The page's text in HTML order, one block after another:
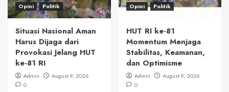
Opini Politik
Situasi Nasional Aman
Harus Dijaga dari
Provokasi Jelang HUT
ke-81 RI
Admin
August 9, 2026
0
Opini Politik
HUT RI ke-81
Momentum Menjaga
Stabilitas, Keamanan,
dan Optimisme
Admin
August 9, 2026
0